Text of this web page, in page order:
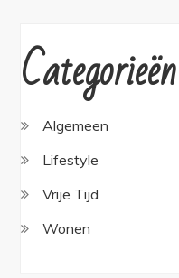
Categorieën
Algemeen
Lifestyle
Vrije Tijd
Wonen